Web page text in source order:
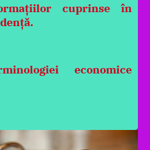
cuprinse în
economice